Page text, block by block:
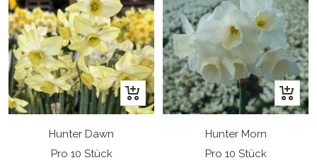
In
den
Hunter Dawn
Pro 10 Stück
In
den
Hunter Morn
Pro 10 Stück